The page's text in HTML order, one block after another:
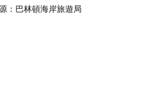
：巴林頓海岸旅遊局